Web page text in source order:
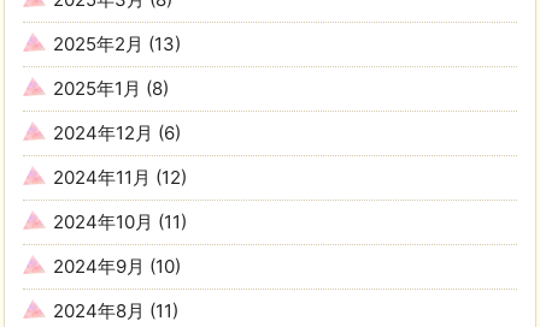
2025年2月 (13)
2025年1月 (8)
2024年12月 (6)
2024年11月 (12)
2024年10月 (11)
2024年9月 (10)
2024年8月 (11)